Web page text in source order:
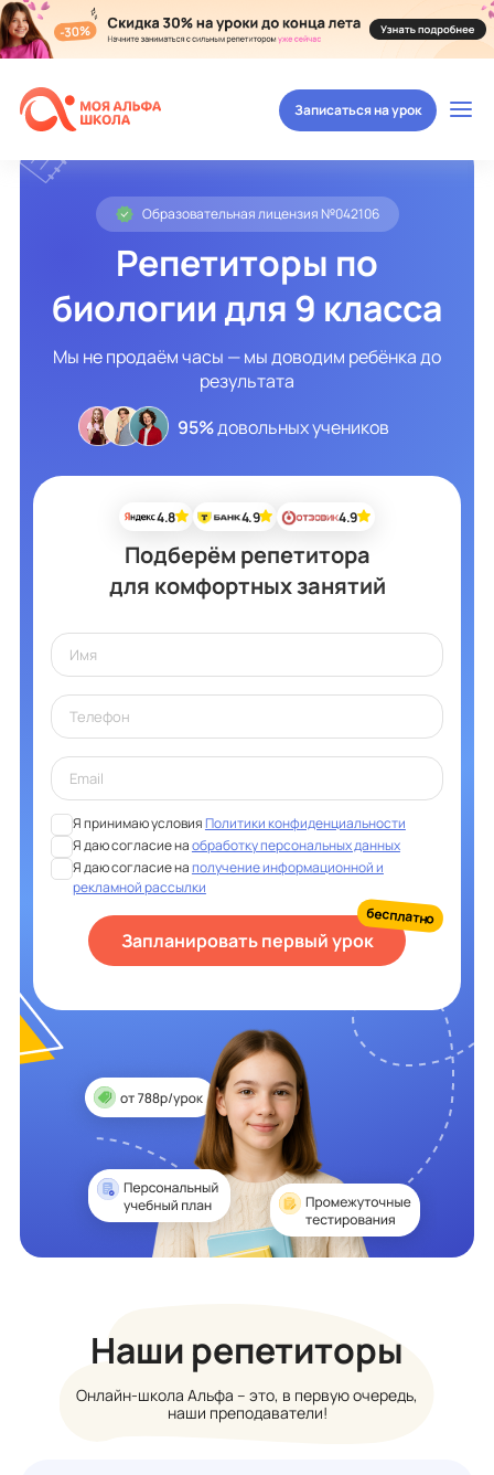
Записаться на урок
Образовательная лицензия №042106
Репетиторы по
биологии для 9 класса
Мы не продаём часы — мы доводим ребёнка до
результата
95%довольных учеников
4.8 4.9 4.9
Подберём репетитора
для комфортных занятий
Я принимаю условияПолитики конфиденциальности
Я даю согласие наобработку персональных данных
Я даю согласие наполучение информационной и
рекламной рассылки
Запланировать первый урок
бесплатно
Наши репетиторы
Онлайн-школа Альфа – это, в первую очередь,
наши преподаватели!